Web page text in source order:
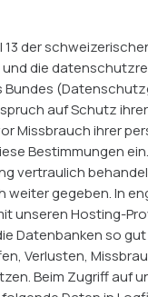
der
die
Bundes
auf Schutz
Missbrauch ihrer
Bestimmungen
vertraulich
weiter gegeben. In
unseren Hosting-
Datenbanken so
Verlusten,
Beim Zugriff auf